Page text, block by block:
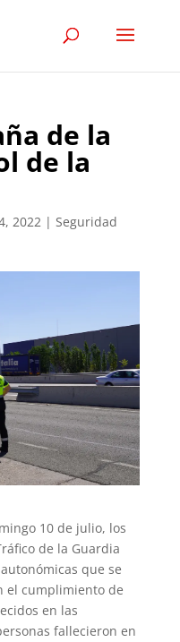
de la
de la
2022| Seguridad
10 de julio, los
de la Guardia
que se
el cumplimiento de
en las
fallecieron en